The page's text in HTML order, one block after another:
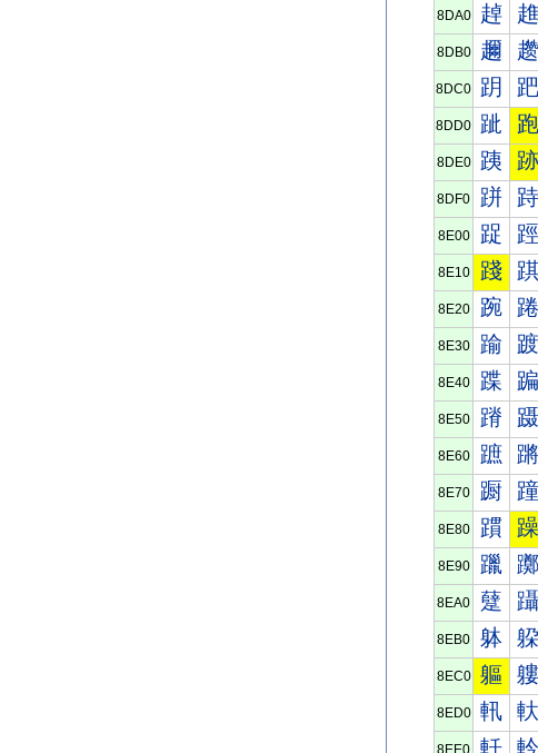
8DA0 趠 趡
8DB0 趰 趱
8DC0 跀 跁
8DD0 跐 跑
8DE0 跠 跡
8DF0 跰 跱
8E00 踀 踁
8E10 踐 踑
8E20 踠 踡
8E30 踰 踱
8E40 蹀 蹁
8E50 蹐 蹑
8E60 蹠 蹡
8E70 蹰 蹱
8E80 躀 躁
8E90 躐 躑
8EA0 躠 躡
8EB0 躰 躱
8EC0 軀 軁
8ED0 軐 軑
8EE0 軠 軡